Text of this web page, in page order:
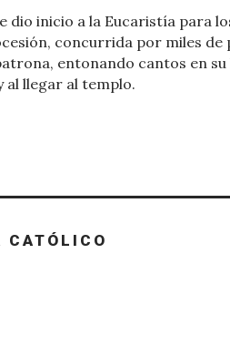
dio inicio a la Eucaristía para
concurrida por miles de
entonando cantos en
llegar al templo.
CATÓLICO